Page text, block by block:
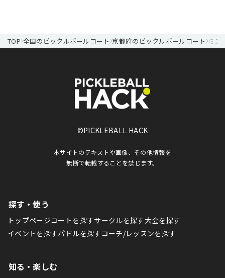
TOP 全国のピックルボールコート 京都府のピックルボールコート ミズ
©PICKLEBALL HACK
本サイトのテキストや画像、その他情報を
無断で転載することを禁じます。
探す・使う
トップページコートを探すサークルを探す大会を探す
イベントを探すパドルを探すコーチ/レッスンを探す
知る・楽しむ